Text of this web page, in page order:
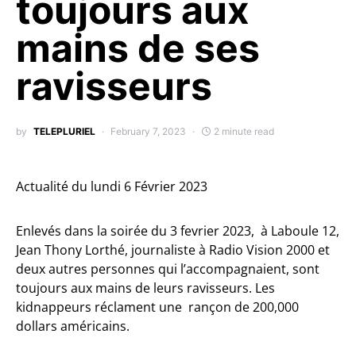
toujours aux
mains de ses
ravisseurs
by TELEPLURIEL February 7, 2023 2 minute read
Actualité du lundi 6 Février 2023
Enlevés dans la soirée du 3 fevrier 2023, à Laboule 12,
Jean Thony Lorthé, journaliste à Radio Vision 2000 et
deux autres personnes qui l’accompagnaient, sont
toujours aux mains de leurs ravisseurs. Les
kidnappeurs réclament une rançon de 200,000
dollars américains.